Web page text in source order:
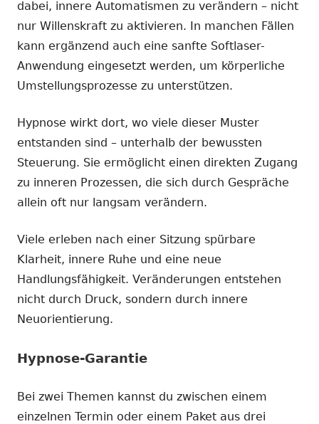
dabei, innere Automatismen zu verändern – nicht
nur Willenskraft zu aktivieren. In manchen Fällen
kann ergänzend auch eine sanfte Softlaser-
Anwendung eingesetzt werden, um körperliche
Umstellungsprozesse zu unterstützen.
Hypnose wirkt dort, wo viele dieser Muster
entstanden sind – unterhalb der bewussten
Steuerung. Sie ermöglicht einen direkten Zugang
zu inneren Prozessen, die sich durch Gespräche
allein oft nur langsam verändern.
Viele erleben nach einer Sitzung spürbare
Klarheit, innere Ruhe und eine neue
Handlungsfähigkeit. Veränderungen entstehen
nicht durch Druck, sondern durch innere
Neuorientierung.
Hypnose-Garantie
Bei zwei Themen kannst du zwischen einem
einzelnen Termin oder einem Paket aus drei